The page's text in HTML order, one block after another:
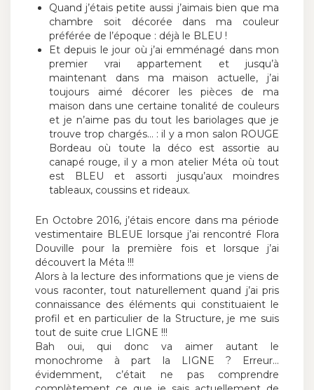
Quand j’étais petite aussi j’aimais bien que ma
chambre soit décorée dans ma couleur
préférée de l’époque : déjà le BLEU !
Et depuis le jour où j’ai emménagé dans mon
premier vrai appartement et jusqu’à
maintenant dans ma maison actuelle, j’ai
toujours aimé décorer les pièces de ma
maison dans une certaine tonalité de couleurs
et je n’aime pas du tout les bariolages que je
trouve trop chargés… : il y a mon salon ROUGE
Bordeau où toute la déco est assortie au
canapé rouge, il y a mon atelier Méta où tout
est BLEU et assorti jusqu’aux moindres
tableaux, coussins et rideaux.
En Octobre 2016, j’étais encore dans ma période
vestimentaire BLEUE lorsque j’ai rencontré Flora
Douville pour la première fois et lorsque j’ai
découvert la Méta !!!
Alors à la lecture des informations que je viens de
vous raconter, tout naturellement quand j’ai pris
connaissance des éléments qui constituaient le
profil et en particulier de la Structure, je me suis
tout de suite crue LIGNE !!!
Bah oui, qui donc va aimer autant le
monochrome à part la LIGNE ? Erreur…
évidemment, c’était ne pas comprendre